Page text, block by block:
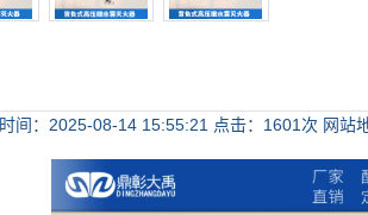
时间：2025-08-14 15:55:21 点击： 1601次 网站